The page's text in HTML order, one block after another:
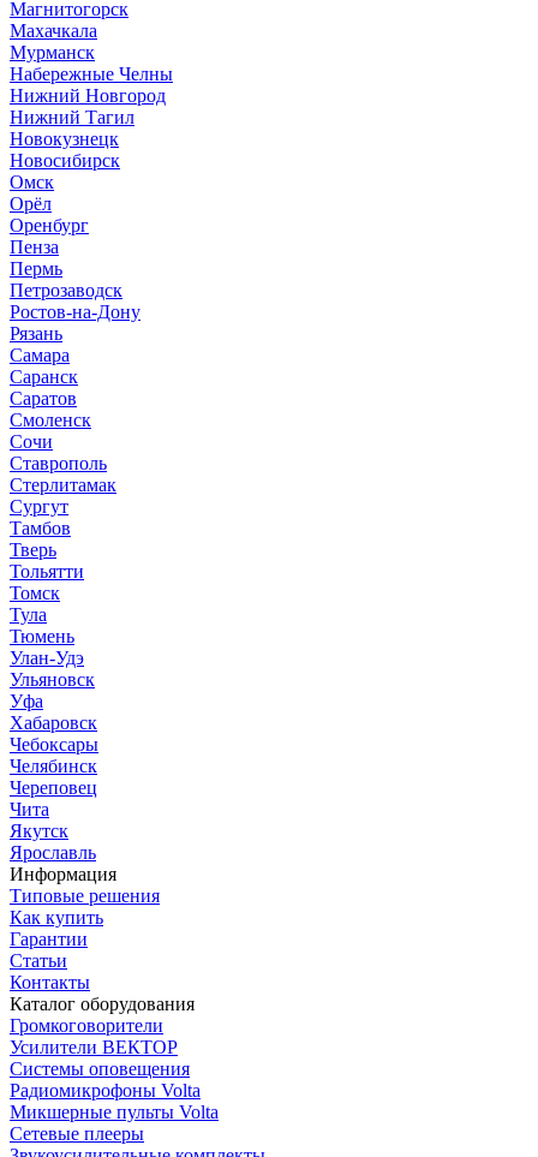
Магнитогорск
Махачкала
Мурманск
Набережные Челны
Нижний Новгород
Нижний Тагил
Новокузнецк
Новосибирск
Омск
Орёл
Оренбург
Пенза
Пермь
Петрозаводск
Ростов-на-Дону
Рязань
Самара
Саранск
Саратов
Смоленск
Сочи
Ставрополь
Стерлитамак
Сургут
Тамбов
Тверь
Тольятти
Томск
Тула
Тюмень
Улан-Удэ
Ульяновск
Уфа
Хабаровск
Чебоксары
Челябинск
Череповец
Чита
Якутск
Ярославль
Информация
Типовые решения
Как купить
Гарантии
Статьи
Контакты
Каталог оборудования
Громкоговорители
Усилители ВЕКТОР
Системы оповещения
Радиомикрофоны Volta
Микшерные пульты Volta
Сетевые плееры